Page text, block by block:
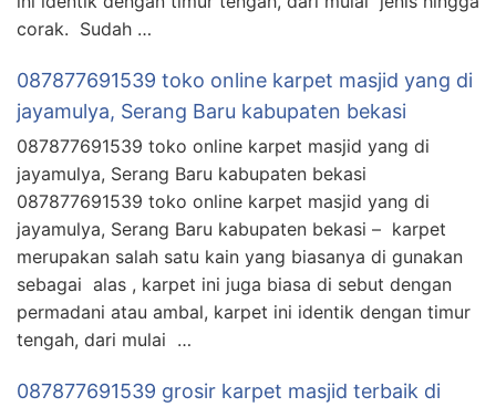
corak. Sudah …
087877691539 toko online karpet masjid yang di
jayamulya, Serang Baru kabupaten bekasi
087877691539 toko online karpet masjid yang di
jayamulya, Serang Baru kabupaten bekasi
087877691539 toko online karpet masjid yang di
jayamulya, Serang Baru kabupaten bekasi – karpet
merupakan salah satu kain yang biasanya di gunakan
sebagai alas , karpet ini juga biasa di sebut dengan
permadani atau ambal, karpet ini identik dengan timur
tengah, dari mulai …
087877691539 grosir karpet masjid terbaik di